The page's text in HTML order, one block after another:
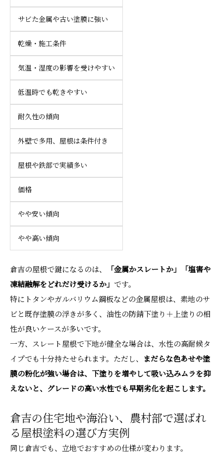
サビた金属や古い塗膜に強い
乾燥・施工条件
気温・湿度の影響を受けやすい
低温時でも乾きやすい
耐久性の傾向
外壁で多用、屋根は条件付き
屋根や鉄部で実績多い
価格
やや安い傾向
やや高い傾向
倉吉の屋根で鍵になるのは、
「金属かスレートか」「塩害や
凍結融解をどれだけ受けるか」 です。
特にトタンやガルバリウム鋼板などの金属屋根は、素地のサ
ビと既存塗膜の浮きが多く、油性の防錆下塗り＋上塗りの相
性が良いケースが多いです。
一方、スレート屋根で下地が健全な場合は、水性の高耐候タ
イプでも十分持たせられます。ただし、
まだらな色あせや塗
膜の粉化が強い場合は、下塗りを増やして吸い込みムラを抑
えないと、グレードの高い水性でも早期劣化を起こします。
倉吉の住宅地や海沿い、農村部で選ばれ
る屋根塗料の選び方実例
同じ倉吉でも、立地でおすすめの仕様が変わります。